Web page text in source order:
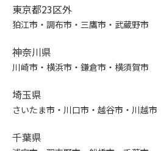
東京都23区外
狛江市・調布市・三鷹市・武蔵野市
神奈川県
川崎市・横浜市・鎌倉市・横須賀市
埼玉県
さいたま市・川口市・越谷市・川越市
千葉県